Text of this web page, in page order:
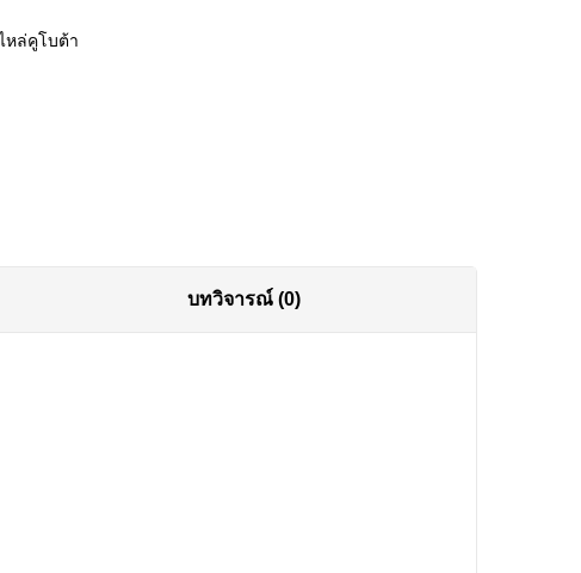
หล่คูโบต้า
บทวิจารณ์ (0)